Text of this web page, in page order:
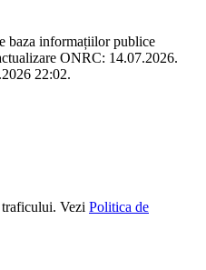
baza informațiilor publice
ONRC: 14.07.2026.
22:02.
Vezi Politica de